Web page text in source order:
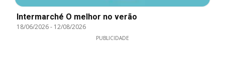
Intermarché O melhor no verão
18/06/2026- 12/08/2026
PUBLICIDADE